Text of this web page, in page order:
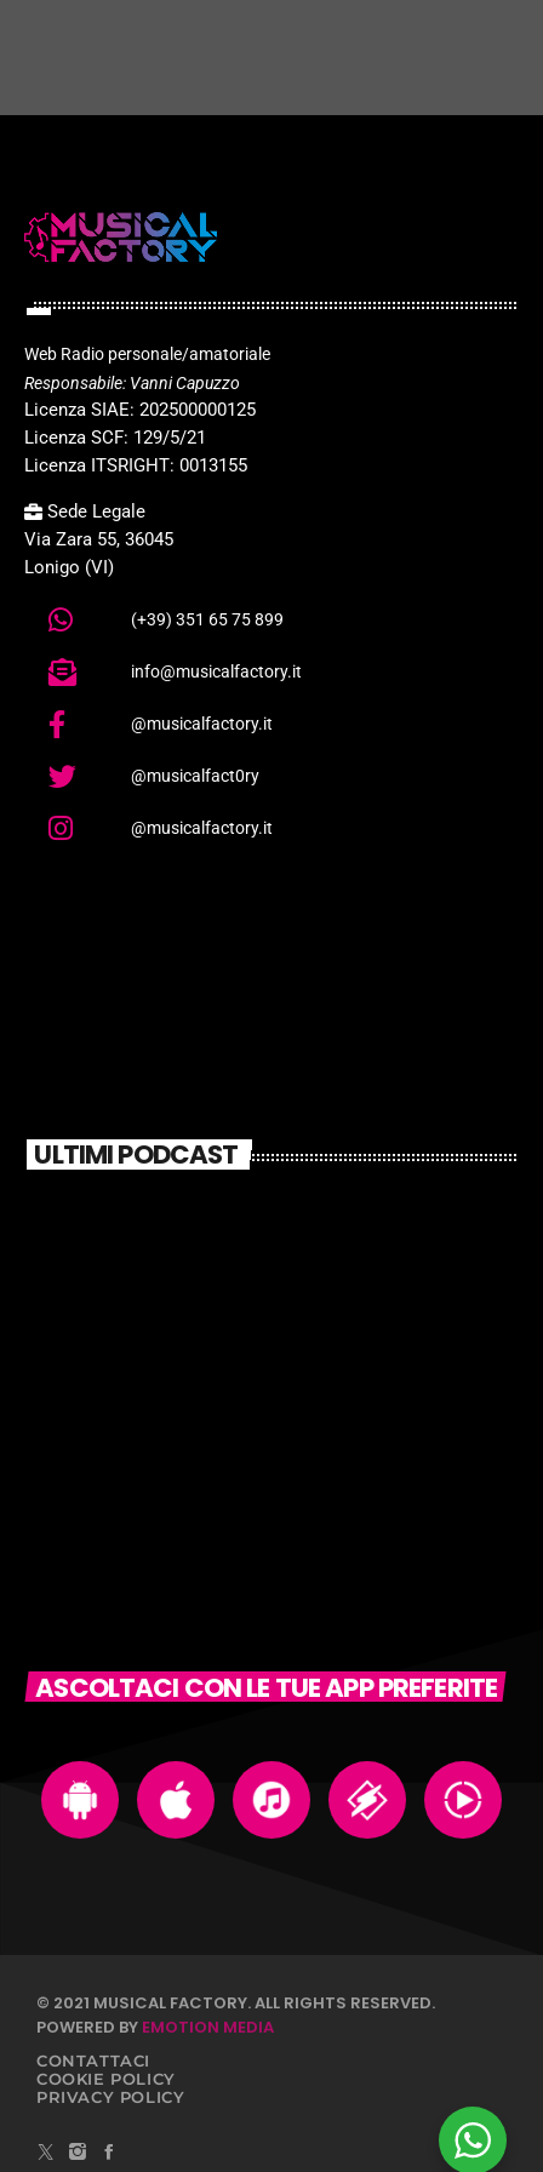
Web Radio personale/amatoriale
Responsabile: Vanni Capuzzo
Licenza SIAE: 202500000125
Licenza SCF: 129/5/21
Licenza ITSRIGHT: 0013155
Sede Legale
Via Zara 55, 36045
Lonigo (VI)
(+39) 351 65 75 899
info@musicalfactory.it
@musicalfactory.it
@musicalfact0ry
@musicalfactory.it
ULTIMI PODCAST
ASCOLTACI CON LE TUE APP PREFERITE
© 2021 MUSICAL FACTORY. ALL RIGHTS RESERVED.
POWERED BY EMOTION MEDIA
CONTATTACI
COOKIE POLICY
PRIVACY POLICY